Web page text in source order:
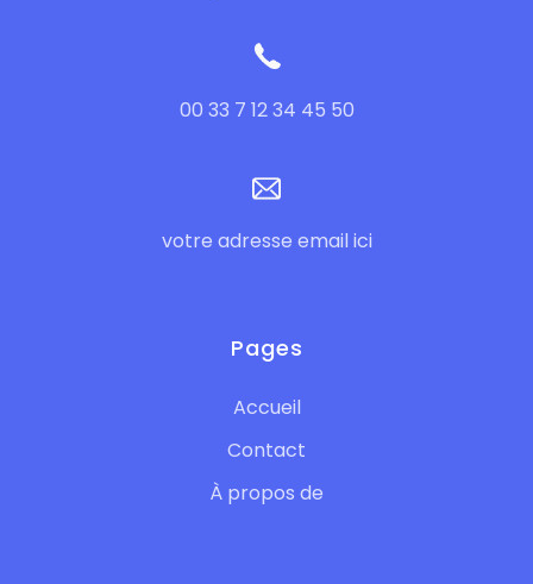
00 33 7 12 34 45 50
votre adresse email ici
Pages
Accueil
Contact
À propos de